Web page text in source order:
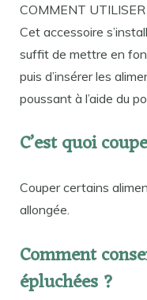
COMMENT UTILISER
Cet accessoire
suffit de mettre en
puis d’insérer les
poussant à l’aide du
C’est quoi
Couper certains
allongée.
Comment
épluchées ?